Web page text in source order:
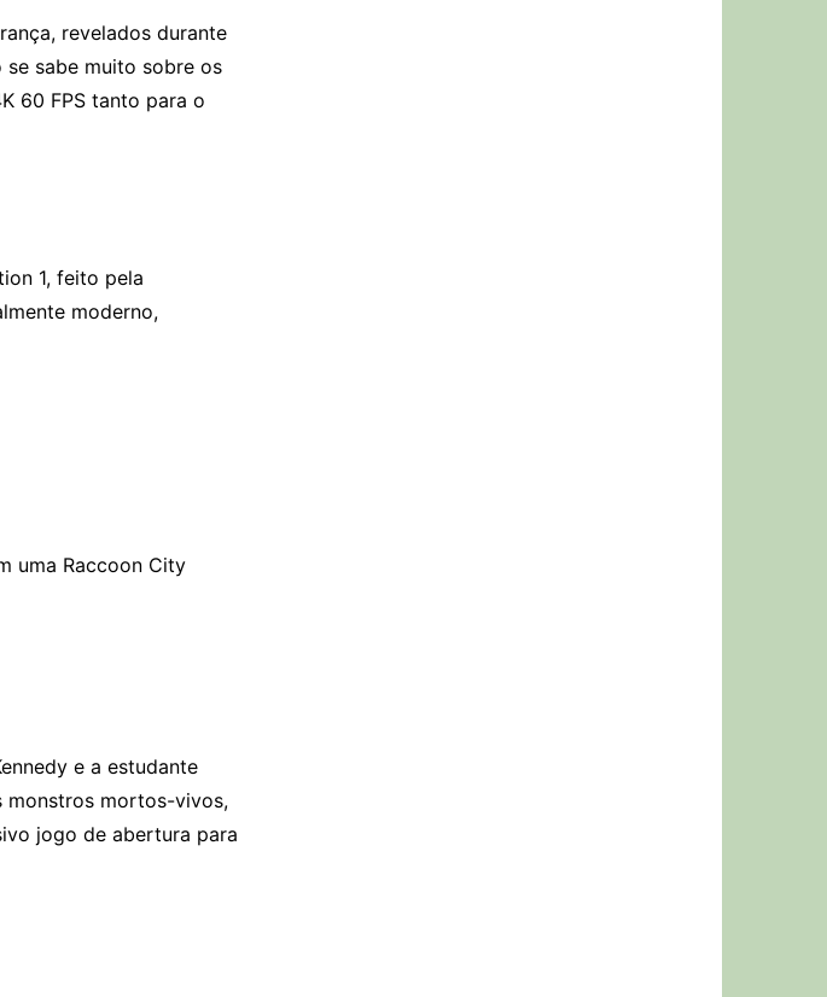
revelados durante
sabe muito sobre os
60 FPS tanto para o
1, feito pela
moderno,
uma Raccoon City
e a estudante
monstros mortos-vivos,
jogo de abertura para